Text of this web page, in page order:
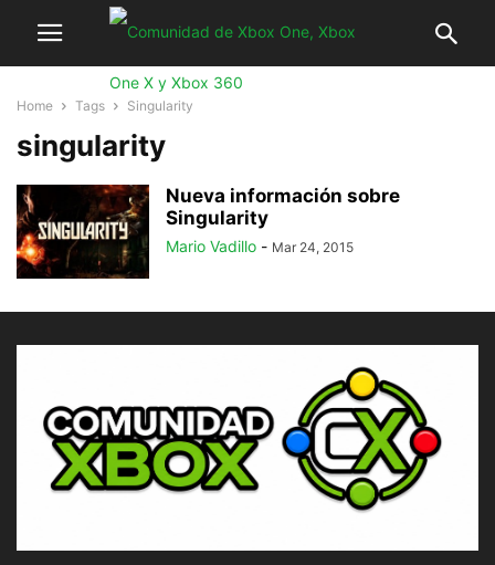
Home Tags Singularity
singularity
Nueva información sobre
Singularity
Mario Vadillo - Mar 24, 2015